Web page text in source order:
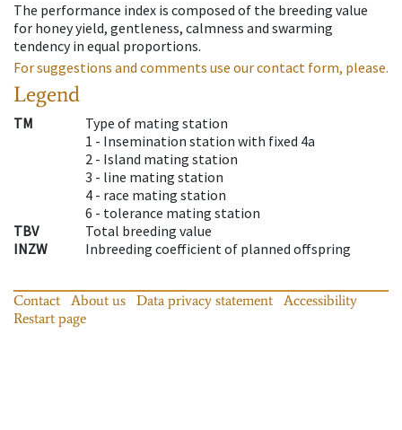
The performance index is composed of the breeding value
for honey yield, gentleness, calmness and swarming
tendency in equal proportions.
For suggestions and comments use our contact form, please.
Legend
TM
Type of mating station
1 - Insemination station with fixed 4a
2 - Island mating station
3 - line mating station
4 - race mating station
6 - tolerance mating station
TBV
Total breeding value
INZW
Inbreeding coefficient of planned offspring
Contact About us Data privacy statement
Accessibility
Restart page